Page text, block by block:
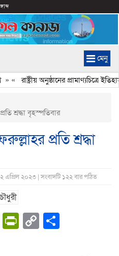
মেনু
«রাষ্ট্রীয় অনুষ্ঠানের প্রামাণ্যচিত্রে
শ্রদ্ধা বৃহস্পতিবার
প্রতি শ্রদ্ধা
২০২৩ | সংবাদটি ১২২ বার পঠিত
EmailPrintFriendly
Copy